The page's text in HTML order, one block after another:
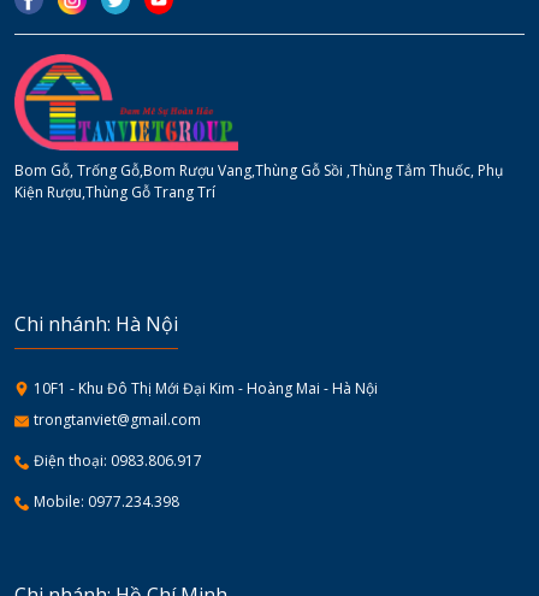
Bom Gỗ, Trống Gỗ,Bom Rượu Vang,Thùng Gỗ Sồi ,Thùng Tắm Thuốc, Phụ
Kiện Rượu,Thùng Gỗ Trang Trí
Chi nhánh: Hà Nội
10F1 - Khu Đô Thị Mới Đại Kim - Hoàng Mai - Hà Nội
trongtanviet@gmail.com
Điện thoại: 0983.806.917
Mobile: 0977.234.398